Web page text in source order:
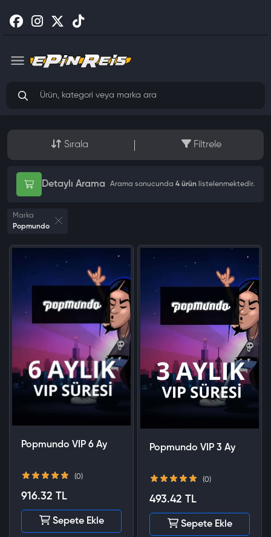
Sırala Filtrele
Detaylı Arama Arama sonucunda 4 ürün listelenmektedir.
Marka
Popmundo
Popmundo VIP 6 Ay
(0)
916.32 TL
Sepete Ekle
Popmundo VIP 3 Ay
(0)
493.42 TL
Sepete Ekle